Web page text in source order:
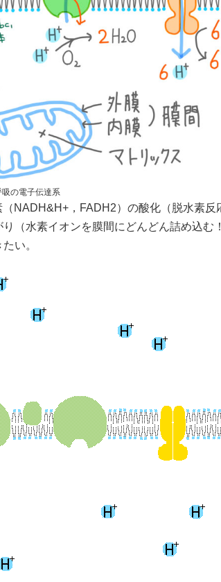
吸の電子伝達系
（NADH&H+，FADH2）の酸化（脱水素
り（水素イオンを膜間にどんどん詰め込
い。